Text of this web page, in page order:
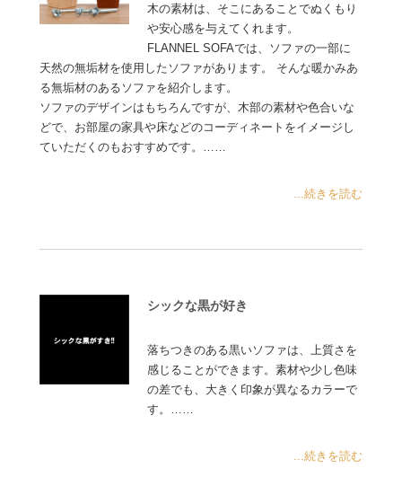
木の素材は、そこにあることでぬくもり
や安心感を与えてくれます。
FLANNEL SOFAでは、ソファの一部に
天然の無垢材を使用したソファがあります。 そんな暖かみあ
る無垢材のあるソファを紹介します。
ソファのデザインはもちろんですが、木部の素材や色合いな
どで、お部屋の家具や床などのコーディネートをイメージし
ていただくのもおすすめです。……
...続きを読む
シックな黒が好き
落ちつきのある黒いソファは、上質さを
感じることができます。素材や少し色味
の差でも、大きく印象が異なるカラーで
す。……
...続きを読む